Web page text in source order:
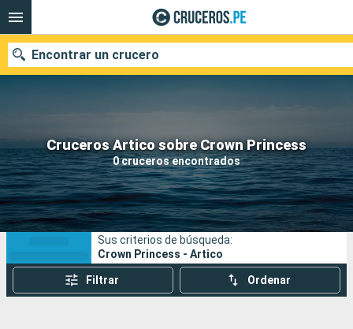
Cruceros Artico sobre Crown Princess
0 cruceros encontrados
Encontrar un crucero
Nuestros destinos
Fecha de salida
Puertos Compañías
Buscar
Sus criterios de búsqueda:
Crown Princess - Artico
Filtrar Ordenar